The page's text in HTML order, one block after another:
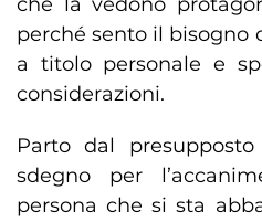
perché sento il bisogno
a titolo personale e
considerazioni.
Parto dal
sdegno per
persona che si sta